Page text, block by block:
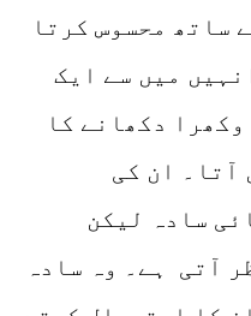
ساتھ محسوس کرتا
میں سے ایک
دکھانے کا
آتا۔ ان کی
سادہ لیکن
آتی ہے۔ وہ سادہ